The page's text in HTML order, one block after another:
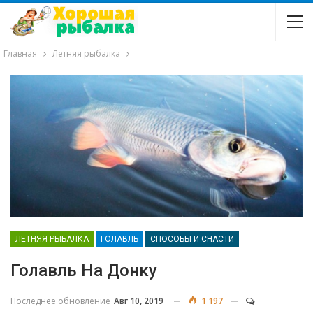
Главная Летняя рыбалка
ЛЕТНЯЯ РЫБАЛКА ГОЛАВЛЬ СПОСОБЫ И СНАСТИ
Голавль На Донку
Последнее обновление Авг 10, 2019 1 197